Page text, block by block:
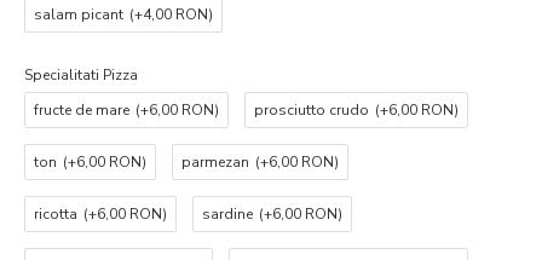
salam picant (+4,00 RON)
Specialitati Pizza
fructe de mare (+6,00 RON) prosciutto crudo (+6,00 RON)
ton (+6,00 RON) parmezan (+6,00 RON)
ricotta (+6,00 RON) sardine (+6,00 RON)